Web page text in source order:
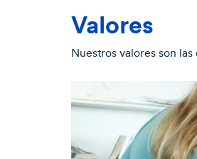
Valores
Nuestros valores son